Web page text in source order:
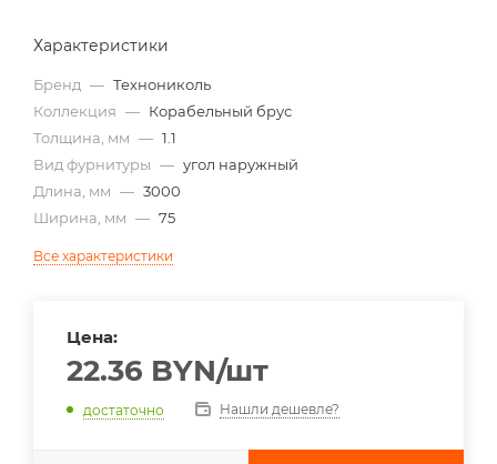
Характеристики
Бренд — Технониколь
Коллекция — Корабельный брус
Толщина, мм — 1.1
Вид фурнитуры — угол наружный
Длина, мм — 3000
Ширина, мм — 75
Все характеристики
Цена:
22.36 BYN/шт
достаточно Нашли дешевле?